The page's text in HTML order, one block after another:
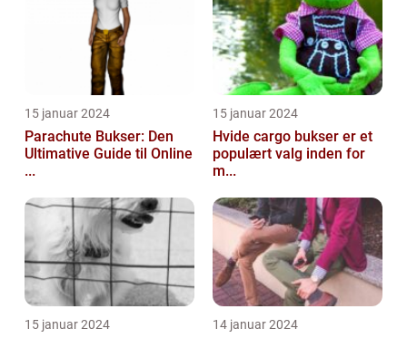
15 januar 2024
Parachute Bukser: Den
Ultimative Guide til Online
...
15 januar 2024
Hvide cargo bukser er et
populært valg inden for
m...
15 januar 2024 14 januar 2024